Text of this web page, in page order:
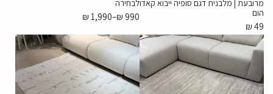
מרובעת | מלבנית דגם סופיה ייבוא קאדו
הום
₪49
לבחירה
₪990
–
₪1,990